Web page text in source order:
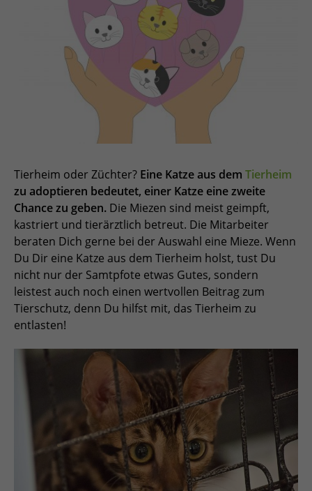
Tierheim oder Züchter? Eine Katze aus dem Tierheim
zu adoptieren bedeutet, einer Katze eine zweite
Chance zu geben. Die Miezen sind meist geimpft,
kastriert und tierärztlich betreut. Die Mitarbeiter
beraten Dich gerne bei der Auswahl eine Mieze. Wenn
Du Dir eine Katze aus dem Tierheim holst, tust Du
nicht nur der Samtpfote etwas Gutes, sondern
leistest auch noch einen wertvollen Beitrag zum
Tierschutz, denn Du hilfst mit, das Tierheim zu
entlasten!